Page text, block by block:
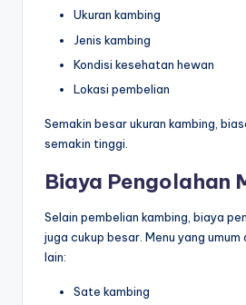
Ukuran kambing
Jenis kambing
Kondisi kesehatan hewan
Lokasi pembelian
Semakin besar ukuran kambing,
semakin tinggi.
Biaya Pengolahan
Selain pembelian kambing, biaya
juga cukup besar. Menu yang umum
lain:
Sate kambing